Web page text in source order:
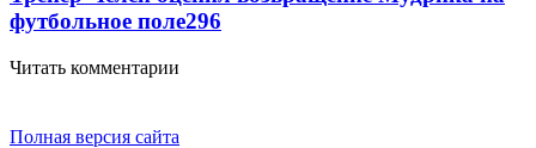
футбольное поле296
Читать комментарии
Полная версия сайта